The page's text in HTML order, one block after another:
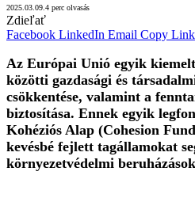
2025.03.09. 4 perc olvasás
Zdieľať
Facebook LinkedIn Email Copy Link
Az Európai Unió egyik
közötti gazdasági és
csökkentése, valamint a
biztosítása. Ennek egyik
Kohéziós Alap (Cohesion
kevésbé fejlett tagállamokat
környezetvédelmi